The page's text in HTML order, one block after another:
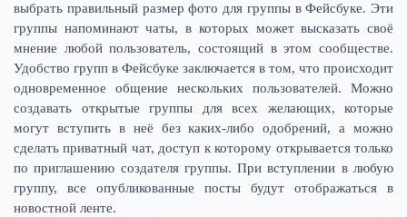
выбрать правильный размер фото для группы в Фейсбуке. Эти
группы напоминают чаты, в которых может высказать своё
мнение любой пользователь, состоящий в этом сообществе.
Удобство групп в Фейсбуке заключается в том, что происходит
одновременное общение нескольких пользователей. Можно
создавать открытые группы для всех желающих, которые
могут вступить в неё без каких-либо одобрений, а можно
сделать приватный чат, доступ к которому открывается только
по приглашению создателя группы. При вступлении в любую
группу, все опубликованные посты будут отображаться в
новостной ленте.